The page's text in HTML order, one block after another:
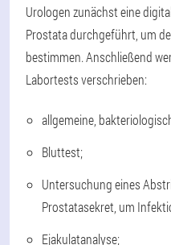
Urologen zunächst eine
Prostata durchgeführt, um
bestimmen. Anschließend
Labortests verschrieben:
allgemeine,
Bluttest;
Untersuchung eines
Prostatasekret, um
Ejakulatanalyse;